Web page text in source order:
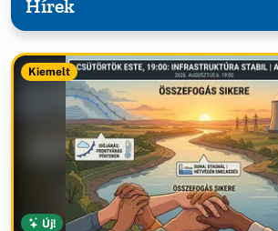
Hírek
Kiemelt
Új!